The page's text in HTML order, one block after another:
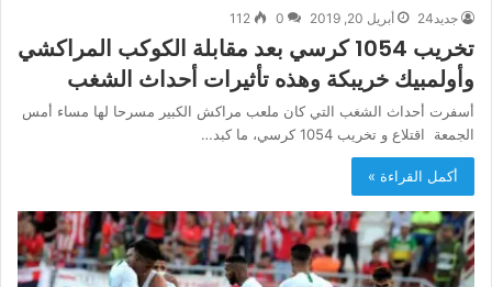
جديد24 أبريل 20, 2019 0
112
تخريب 1054 كرسي بعد مقابلة الكوكب المراكشي
وأولمبيك خريبكة وهذه تأثيرات أحداث الشغب
أسفرت أحداث الشغب التي كان ملعب مراكش الكبير مسرحا لها مساء أمس
الجمعة اقتلاع و تخريب 1054 كرسي، ما كبد…
أكمل القراءة »